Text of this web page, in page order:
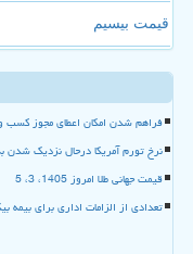
قیمت بیسیم
فراهم شدن امکان اعطای مجوز کسب
نرخ تورم آمریکا درحال نزدیک شدن به ۴
قیمت جهانی طلا امروز 1405، 3، 5
تعدادی از الزامات اداری برای بیمه